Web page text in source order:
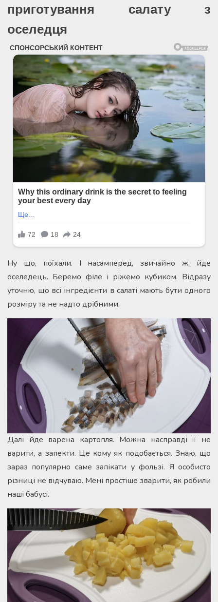
приготування салату з
оселедця
Ну що, поїхали. І насамперед, звичайно ж, йде
оселедець. Беремо філе і ріжемо кубиком. Відразу
уточню, що всі інгредієнти в салаті мають бути одного
розміру та не надто дрібними.
Далі йде варена картопля. Можна насправді її не
варити, а запекти. Це кому як подобається. Знаю, що
зараз популярно саме запікати у фользі. Я особисто
різниці не відчуваю. Мені простіше зварити, як робили
наші бабусі.